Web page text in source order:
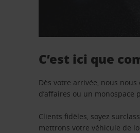
C’est ici que
Dès votre arrivée, nous
d’affaires ou un
Clients fidèles, soyez
mettrons votre véhicule de